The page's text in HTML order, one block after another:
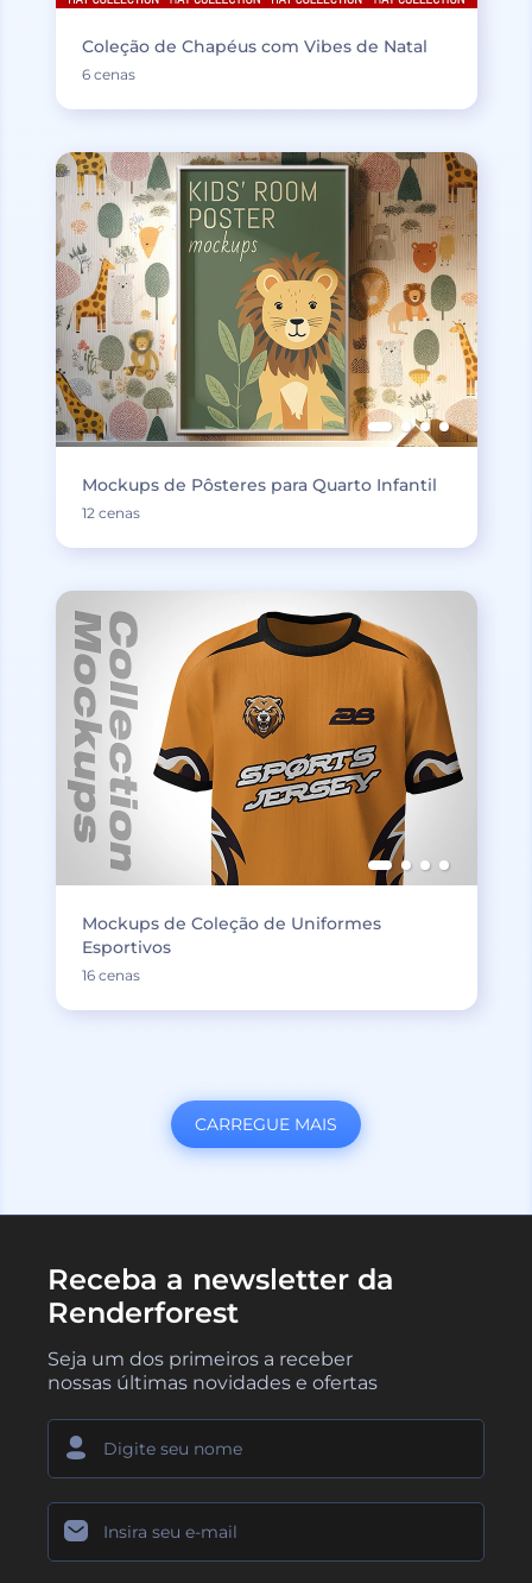
Coleção de Chapéus com Vibes de Natal
6 cenas
Mockups de Pôsteres para Quarto Infantil
12 cenas
Mockups de Coleção de Uniformes
Esportivos
16 cenas
CARREGUE MAIS
Receba a newsletter da
Renderforest
Seja um dos primeiros a receber
nossas últimas novidades e ofertas